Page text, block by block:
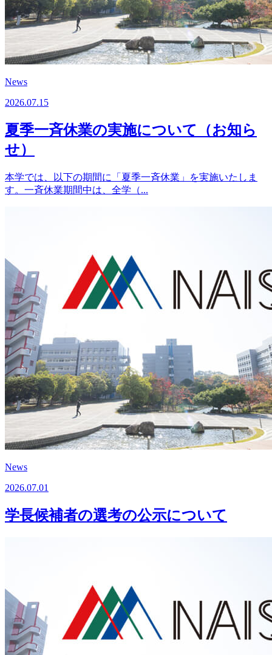
News
2026.07.15
夏季一斉休業の実施について（お知ら
せ）
本学では、以下の期間に「夏季一斉休業」を実施いたしま
す。一斉休業期間中は、全学（...
News
2026.07.01
学長候補者の選考の公示について